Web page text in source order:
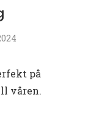
på
våren.